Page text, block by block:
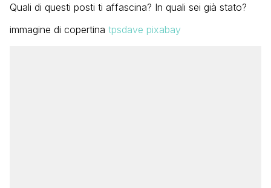
Quali di questi posti ti affascina? In quali sei già stato?
immagine di copertina tpsdave pixabay